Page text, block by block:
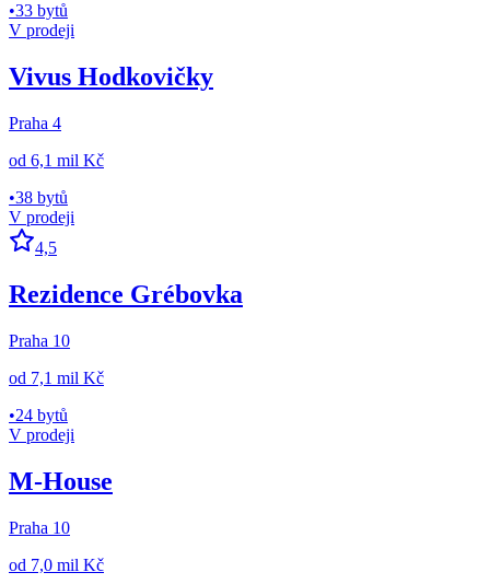
•33 bytů
V prodeji
Vivus Hodkovičky
Praha 4
od 6,1 mil Kč
•38 bytů
V prodeji
4,5
Rezidence Grébovka
Praha 10
od 7,1 mil Kč
•24 bytů
V prodeji
M-House
Praha 10
od 7,0 mil Kč